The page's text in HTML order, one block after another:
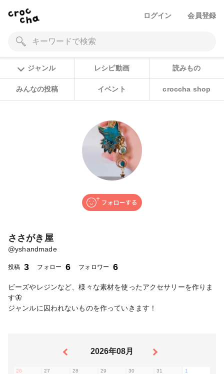
ログイン 会員登録
ジャンル レシピ動画 読みもの
みんなの投稿 イベント croccha shop
ささがき屋
@yshandmade
投稿 3 フォロー 6 フォロワー 6
ビーズやレジンなど、様々な素材を使ったアクセサリーを作りま
す🦋
ジャンルに囚われないものを作っていきます！
2026年08月
26 27 28 29 30 31 1